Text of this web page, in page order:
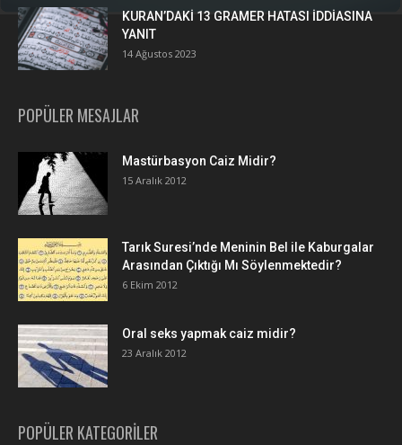
KURAN’DAKİ 13 GRAMER HATASI İDDİASINA
YANIT
14 Ağustos 2023
POPÜLER MESAJLAR
Mastürbasyon Caiz Midir?
15 Aralık 2012
Tarık Suresi’nde Meninin Bel ile Kaburgalar
Arasından Çıktığı Mı Söylenmektedir?
6 Ekim 2012
Oral seks yapmak caiz midir?
23 Aralık 2012
POPÜLER KATEGORİLER